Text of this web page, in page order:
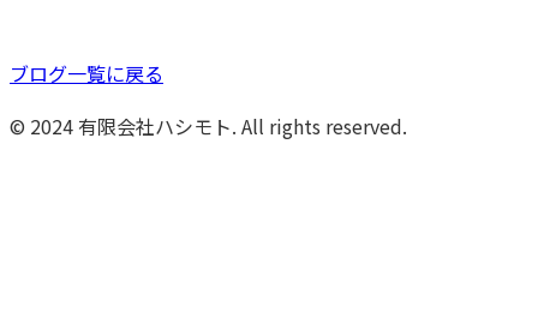
ブログ一覧に戻る
© 2024 有限会社ハシモト. All rights reserved.